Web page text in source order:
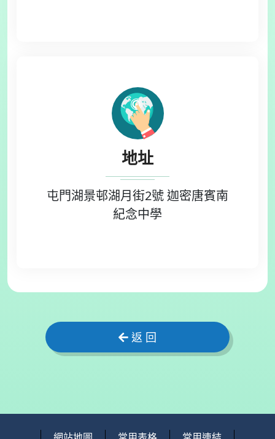
地址
屯門湖景邨湖月街2號 迦密唐賓南
紀念中學
返 回